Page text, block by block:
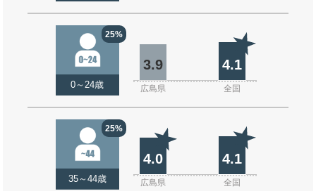
25%
0～24歳
3.9 4.1
広島県 全国
25%
35～44歳
4.0 4.1
広島県 全国